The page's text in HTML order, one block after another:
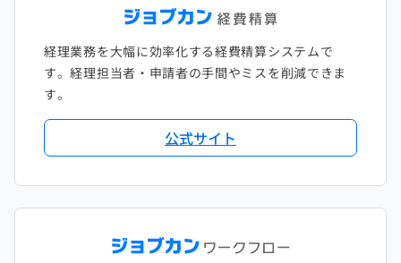
経理業務を大幅に効率化する経費精算システムで
す。経理担当者・申請者の手間やミスを削減できま
す。
公式サイト